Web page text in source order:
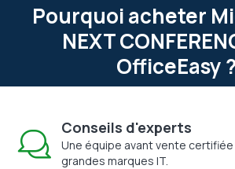
Pourquoi acheter
NEXT
OfficeEasy ?
Conseils d'experts
Une équipe avant vente certifiée
grandes marques IT.